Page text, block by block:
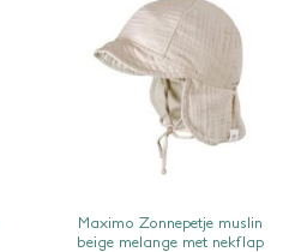
Maximo Zonnepetje muslin
beige melange met nekflap